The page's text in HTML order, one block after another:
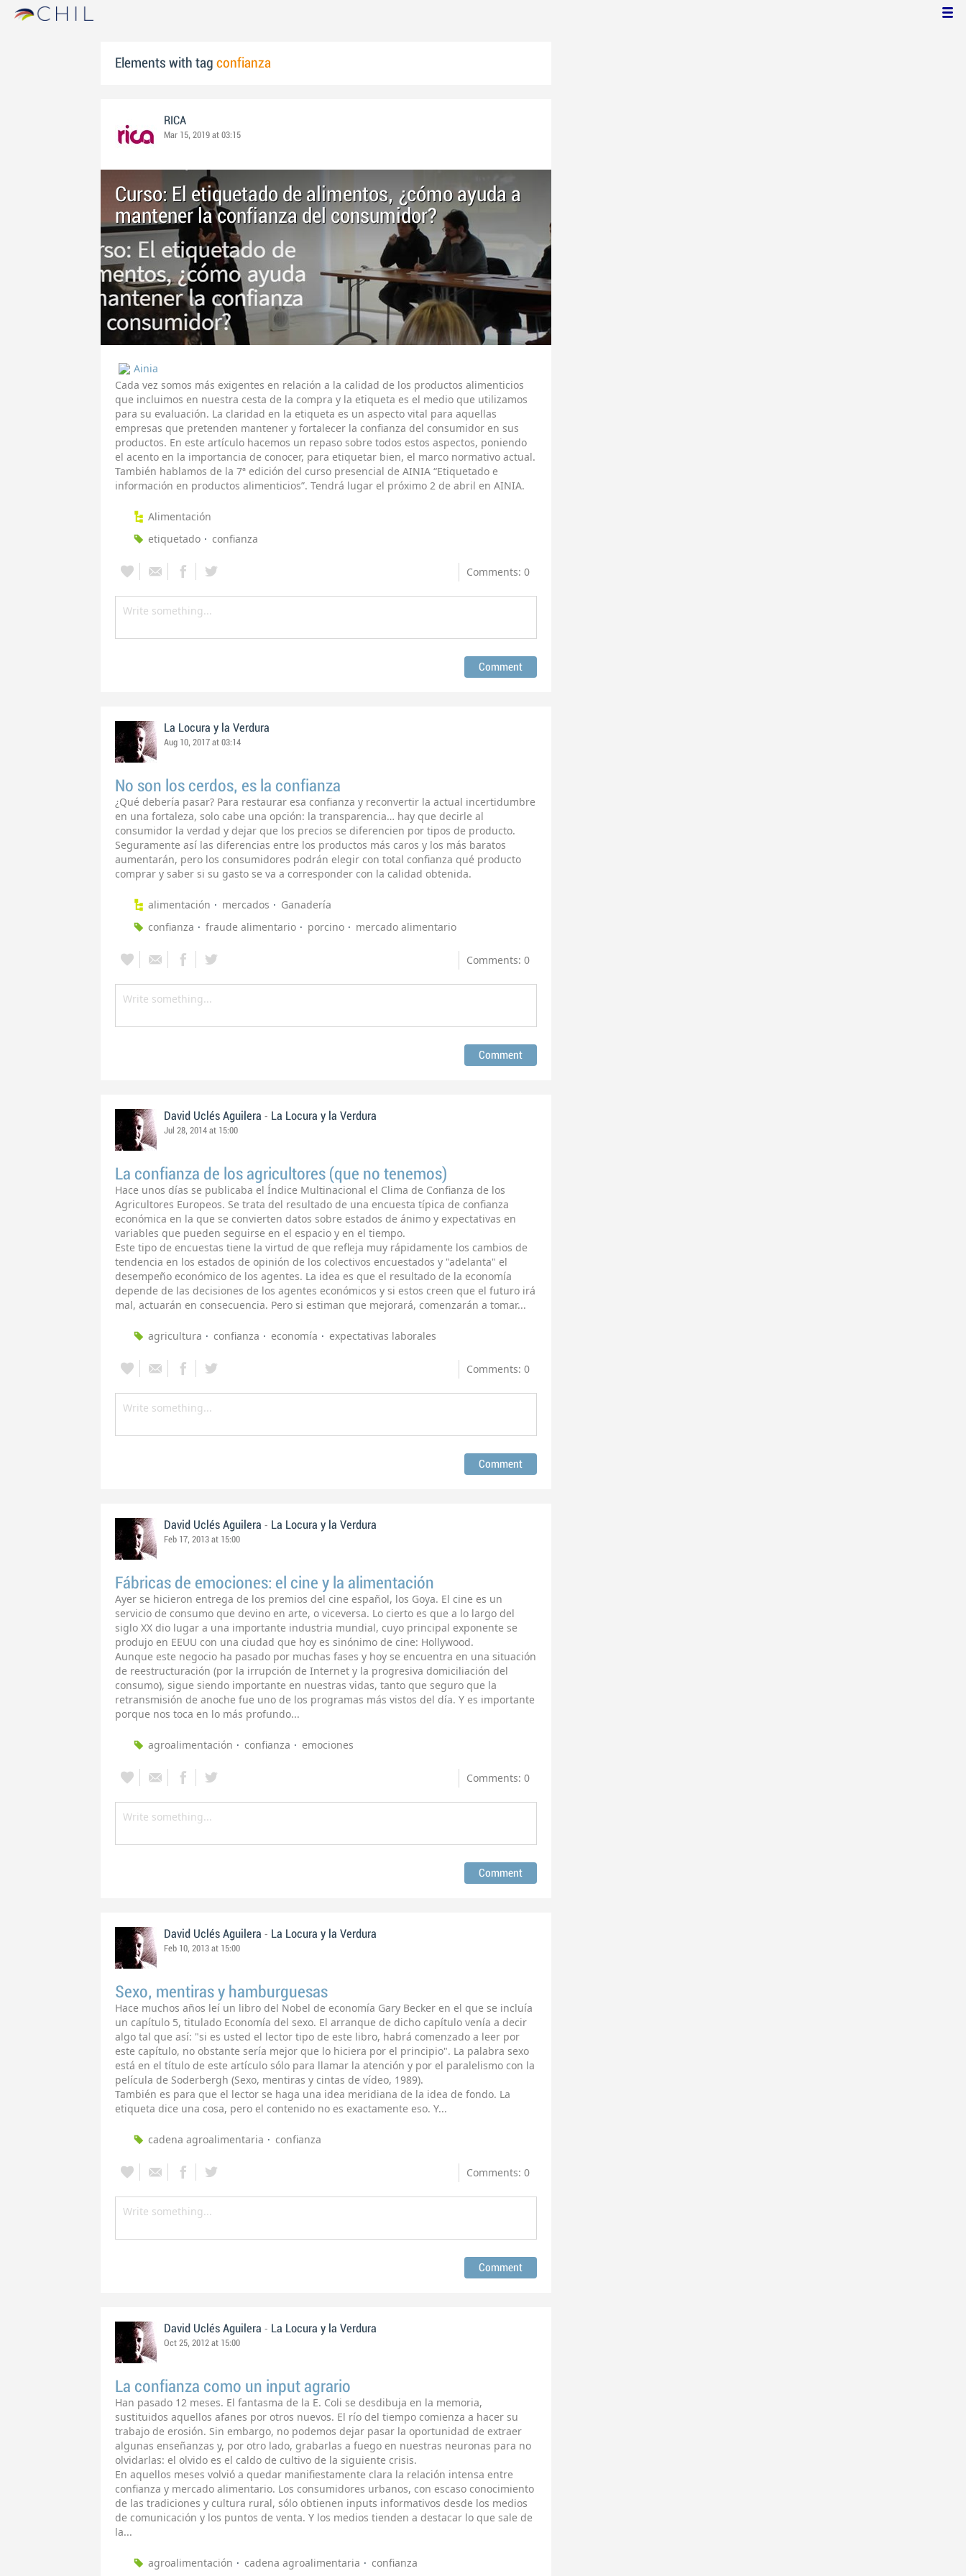
Elements with tag confianza
RICA
Mar 15, 2019 at 03:15
Curso: El etiquetado de alimentos, ¿cómo ayuda a
mantener la confianza del consumidor?
Ainia
Cada vez somos más exigentes en relación a la calidad de los productos alimenticios
que incluimos en nuestra cesta de la compra y la etiqueta es el medio que utilizamos
para su evaluación. La claridad en la etiqueta es un aspecto vital para aquellas
empresas que pretenden mantener y fortalecer la confianza del consumidor en sus
productos. En este artículo hacemos un repaso sobre todos estos aspectos, poniendo
el acento en la importancia de conocer, para etiquetar bien, el marco normativo actual.
También hablamos de la 7ª edición del curso presencial de AINIA “Etiquetado e
información en productos alimenticios”. Tendrá lugar el próximo 2 de abril en AINIA.
Alimentación
etiquetado
confianza
Comments: 0
La Locura y la Verdura
Aug 10, 2017 at 03:14
No son los cerdos, es la confianza
¿Qué debería pasar? Para restaurar esa confianza y reconvertir la actual incertidumbre
en una fortaleza, solo cabe una opción: la transparencia… hay que decirle al
consumidor la verdad y dejar que los precios se diferencien por tipos de producto.
Seguramente así las diferencias entre los productos más caros y los más baratos
aumentarán, pero los consumidores podrán elegir con total confianza qué producto
comprar y saber si su gasto se va a corresponder con la calidad obtenida.
alimentación mercados
Ganadería
confianza
fraude alimentario porcino mercado alimentario
Comments: 0
David Uclés Aguilera - La Locura y la Verdura
Jul 28, 2014 at 15:00
La confianza de los agricultores (que no tenemos)
Hace unos días se publicaba el Índice Multinacional el Clima de Confianza de los
Agricultores Europeos. Se trata del resultado de una encuesta típica de confianza
económica en la que se convierten datos sobre estados de ánimo y expectativas en
variables que pueden seguirse en el espacio y en el tiempo.
Este tipo de encuestas tiene la virtud de que refleja muy rápidamente los cambios de
tendencia en los estados de opinión de los colectivos encuestados y "adelanta" el
desempeño económico de los agentes. La idea es que el resultado de la economía
depende de las decisiones de los agentes económicos y si estos creen que el futuro irá
mal, actuarán en consecuencia. Pero si estiman que mejorará, comenzarán a tomar...
agricultura confianza economía expectativas laborales
Comments: 0
David Uclés Aguilera - La Locura y la Verdura
Feb 17, 2013 at 15:00
Fábricas de emociones: el cine y la alimentación
Ayer se hicieron entrega de los premios del cine español, los Goya. El cine es un
servicio de consumo que devino en arte, o viceversa. Lo cierto es que a lo largo del
siglo XX dio lugar a una importante industria mundial, cuyo principal exponente se
produjo en EEUU con una ciudad que hoy es sinónimo de cine: Hollywood.
Aunque este negocio ha pasado por muchas fases y hoy se encuentra en una situación
de reestructuración (por la irrupción de Internet y la progresiva domiciliación del
consumo), sigue siendo importante en nuestras vidas, tanto que seguro que la
retransmisión de anoche fue uno de los programas más vistos del día. Y es importante
porque nos toca en lo más profundo...
agroalimentación confianza emociones
Comments: 0
David Uclés Aguilera - La Locura y la Verdura
Feb 10, 2013 at 15:00
Sexo, mentiras y hamburguesas
Hace muchos años leí un libro del Nobel de economía Gary Becker en el que se incluía
un capítulo 5, titulado Economía del sexo. El arranque de dicho capítulo venía a decir
algo tal que así: "si es usted el lector tipo de este libro, habrá comenzado a leer por
este capítulo, no obstante sería mejor que lo hiciera por el principio". La palabra sexo
está en el título de este artículo sólo para llamar la atención y por el paralelismo con la
película de Soderbergh (Sexo, mentiras y cintas de vídeo, 1989).
También es para que el lector se haga una idea meridiana de la idea de fondo. La
etiqueta dice una cosa, pero el contenido no es exactamente eso. Y...
cadena agroalimentaria confianza
Comments: 0
David Uclés Aguilera - La Locura y la Verdura
Oct 25, 2012 at 15:00
La confianza como un input agrario
Han pasado 12 meses. El fantasma de la E. Coli se desdibuja en la memoria,
sustituidos aquellos afanes por otros nuevos. El río del tiempo comienza a hacer su
trabajo de erosión. Sin embargo, no podemos dejar pasar la oportunidad de extraer
algunas enseñanzas y, por otro lado, grabarlas a fuego en nuestras neuronas para no
olvidarlas: el olvido es el caldo de cultivo de la siguiente crisis.
En aquellos meses volvió a quedar manifiestamente clara la relación intensa entre
confianza y mercado alimentario. Los consumidores urbanos, con escaso conocimiento
de las tradiciones y cultura rural, sólo obtienen inputs informativos desde los medios
de comunicación y los puntos de venta. Y los medios tienden a destacar lo que sale de
la...
agroalimentación cadena agroalimentaria confianza